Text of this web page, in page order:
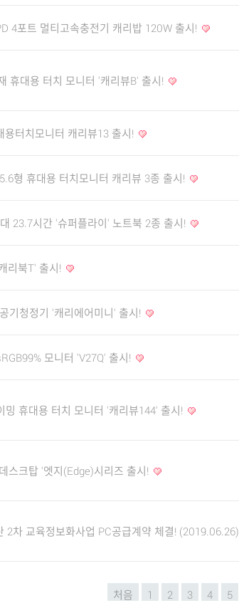
4포트 멀티고속충전기 캐리밥 120W 출시!
휴대용 터치 모니터 '캐리뷰B' 출시!
터치모니터 캐리뷰13 출시!
형 휴대용 터치모니터 캐리뷰 3종 출시!
23.7시간 '슈퍼플라이' 노트북 2종 출시!
리북T' 출시!
기청정기 '캐리에어미니' 출시!
모니터 'V27Q' 출시!
휴대용 터치 모니터 '캐리뷰144' 출시!
스크탑 '엣지(Edge)시리즈 출시!
2차 교육정보화사업 PC공급계약 체결! (2019.06.26)
처음 1 2 3 4 5